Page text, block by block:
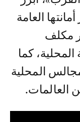
العامة
مكلف
كما
المحلية